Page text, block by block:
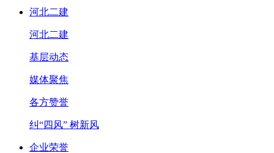
河北二建
河北二建
基层动态
媒体聚焦
各方赞誉
纠“四风” 树新风
企业荣誉